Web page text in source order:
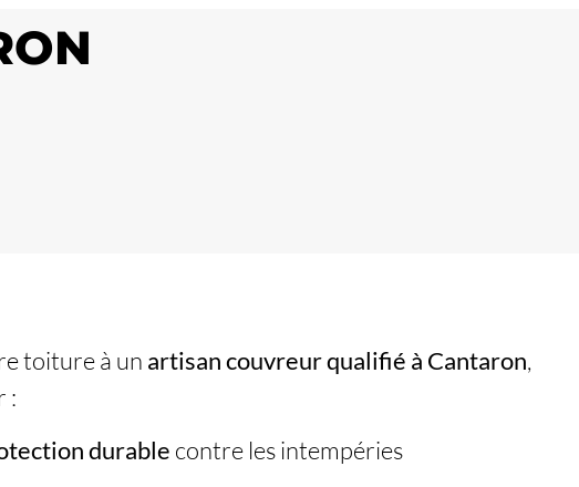
toiture à un artisan couvreurqualifié à Cantaron,
:
durable contre les intempéries